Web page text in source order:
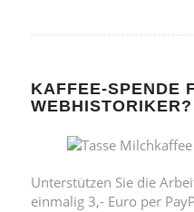
KAFFEE-SPENDE
WEBHISTORIKER?
Unterstützen Sie die
einmalig 3,- Euro per